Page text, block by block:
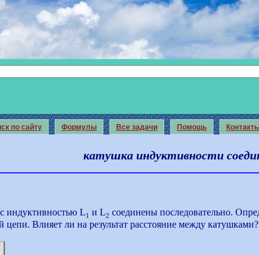
по сайту Формулы Все задачи Помощь
катушка индуктивности
индуктивностью L1 и L2 соединены последовательно.
цепи. Влияет ли на результат расстояние между катушками?